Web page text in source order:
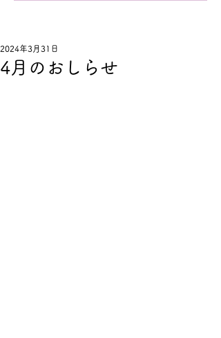
4月のおしらせ
2024年3月31日